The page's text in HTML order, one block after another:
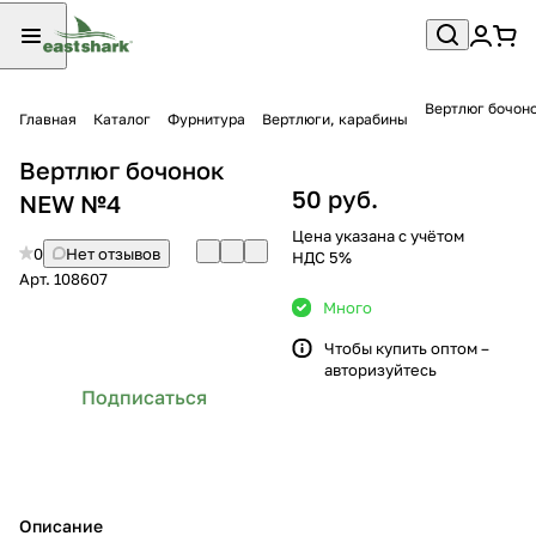
Главная Каталог Фурнитура Вертлюги, карабины
Вертлюг
Вертлюг бочонок
NEW №4
0
Нет отзывов
Арт. 108607
Подписаться
Описание
50 руб.
Цена указана с учётом
НДС 5%
Много
Чтобы купить оптом –
авторизуйтесь